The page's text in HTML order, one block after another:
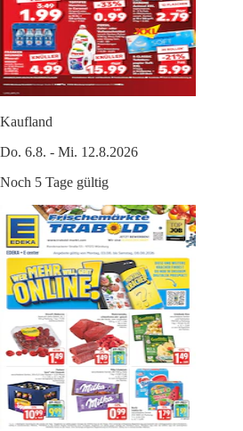
Kaufland
Do. 6.8. - Mi. 12.8.2026
Noch 5 Tage gültig